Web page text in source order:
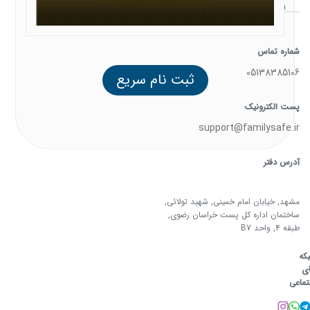
ثبت نام سریع
با ما
شماره تماس
05138385106
پست الکترونیک
support@familysafe.ir
آدرس دفتر
مشهد, خیابان امام خمینی, شهید تولائی,
ساختمان اداره کل پست خراسان رضوی,
طبقه 4, واحد B7